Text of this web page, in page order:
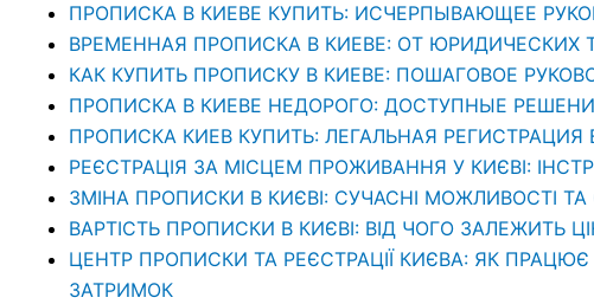
ПРОПИСКА В КИЕВЕ КУПИТЬ: ИСЧЕРПЫВАЮЩЕЕ
ВРЕМЕННАЯ ПРОПИСКА В КИЕВЕ: ОТ ЮРИДИЧЕСКИХ
КАК КУПИТЬ ПРОПИСКУ В КИЕВЕ: ПОШАГОВОЕ
ПРОПИСКА В КИЕВЕ НЕДОРОГО: ДОСТУПНЫЕ
ПРОПИСКА КИЕВ КУПИТЬ: ЛЕГАЛЬНАЯ
РЕЄСТРАЦІЯ ЗА МІСЦЕМ ПРОЖИВАННЯ У КИЄВІ:
ЗМІНА ПРОПИСКИ В КИЄВІ: СУЧАСНІ МОЖЛИВОСТІ
ВАРТІСТЬ ПРОПИСКИ В КИЄВІ: ВІД ЧОГО ЗАЛЕЖИТЬ
ЦЕНТР ПРОПИСКИ ТА РЕЄСТРАЦІЇ КИЄВА: ЯК
ЗАТРИМОК